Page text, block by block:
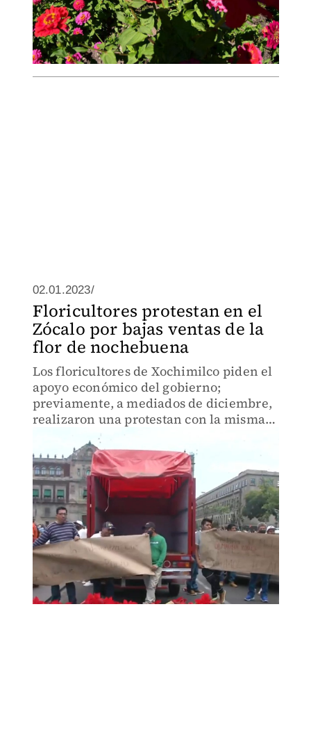
02.01.2023/
Floricultores protestan en el
Zócalo por bajas ventas de la
flor de nochebuena
Los floricultores de Xochimilco piden el
apoyo económico del gobierno;
previamente, a mediados de diciembre,
realizaron una protestan con la misma